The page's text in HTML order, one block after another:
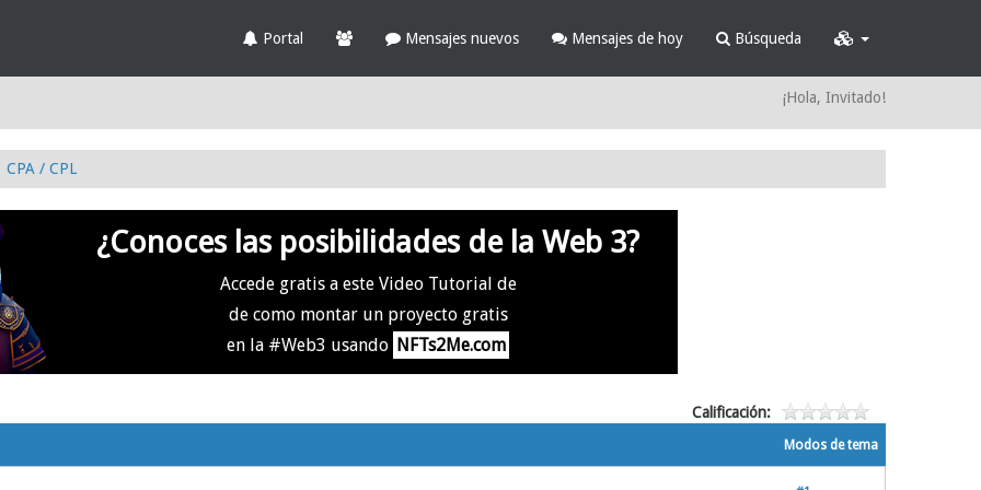
Portal Mensajes nuevos Mensajes de hoy Búsqueda
¡Hola, Invitado!
CPA / CPL
¿Conoces las posibilidades de la Web 3?
Accede gratis a este Video Tutorial de
de como montar un proyecto gratis
en la #Web3 usando NFTs2Me.com
Calificación:
Modos de tema